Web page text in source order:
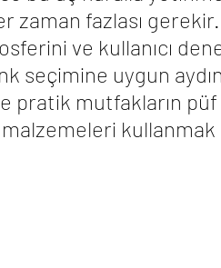
zaman fazlası
ve kullanıcı
seçimine uygun
mutfakların püf
malzemeleri